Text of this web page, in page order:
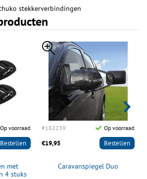
stekkerverbindingen
Op voorraad
Bestellen
met
4 stuks
#182239 Op voorraad
€19,95 Bestellen
Caravanspiegel Duo